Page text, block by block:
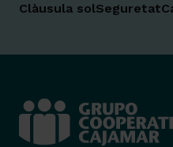
Clàusula solSeguretat